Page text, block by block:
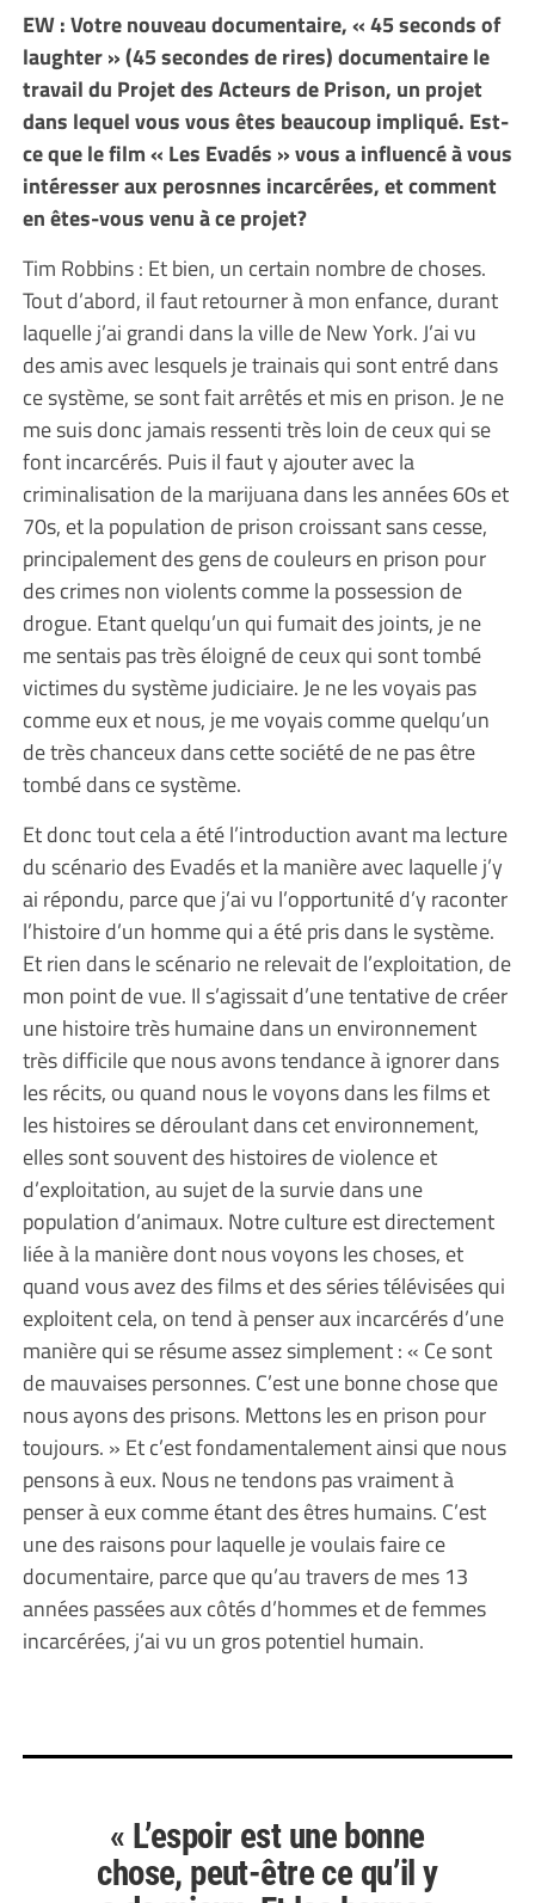
EW : Votre nouveau documentaire, « 45 seconds of
laughter » (45 secondes de rires) documentaire le
travail du Projet des Acteurs de Prison, un projet
dans lequel vous vous êtes beaucoup impliqué. Est-
ce que le film « Les Evadés » vous a influencé à vous
intéresser aux perosnnes incarcérées, et comment
en êtes-vous venu à ce projet?
Tim Robbins : Et bien, un certain nombre de choses.
Tout d’abord, il faut retourner à mon enfance, durant
laquelle j’ai grandi dans la ville de New York. J’ai vu
des amis avec lesquels je trainais qui sont entré dans
ce système, se sont fait arrêtés et mis en prison. Je ne
me suis donc jamais ressenti très loin de ceux qui se
font incarcérés. Puis il faut y ajouter avec la
criminalisation de la marijuana dans les années 60s et
70s, et la population de prison croissant sans cesse,
principalement des gens de couleurs en prison pour
des crimes non violents comme la possession de
drogue. Etant quelqu’un qui fumait des joints, je ne
me sentais pas très éloigné de ceux qui sont tombé
victimes du système judiciaire. Je ne les voyais pas
comme eux et nous, je me voyais comme quelqu’un
de très chanceux dans cette société de ne pas être
tombé dans ce système.
Et donc tout cela a été l’introduction avant ma lecture
du scénario des Evadés et la manière avec laquelle j’y
ai répondu, parce que j’ai vu l’opportunité d’y raconter
l’histoire d’un homme qui a été pris dans le système.
Et rien dans le scénario ne relevait de l’exploitation, de
mon point de vue. Il s’agissait d’une tentative de créer
une histoire très humaine dans un environnement
très difficile que nous avons tendance à ignorer dans
les récits, ou quand nous le voyons dans les films et
les histoires se déroulant dans cet environnement,
elles sont souvent des histoires de violence et
d’exploitation, au sujet de la survie dans une
population d’animaux. Notre culture est directement
liée à la manière dont nous voyons les choses, et
quand vous avez des films et des séries télévisées qui
exploitent cela, on tend à penser aux incarcérés d’une
manière qui se résume assez simplement : « Ce sont
de mauvaises personnes. C’est une bonne chose que
nous ayons des prisons. Mettons les en prison pour
toujours. » Et c’est fondamentalement ainsi que nous
pensons à eux. Nous ne tendons pas vraiment à
penser à eux comme étant des êtres humains. C’est
une des raisons pour laquelle je voulais faire ce
documentaire, parce que qu’au travers de mes 13
années passées aux côtés d’hommes et de femmes
incarcérées, j’ai vu un gros potentiel humain.
« L’espoir est une bonne
chose, peut-être ce qu’il y